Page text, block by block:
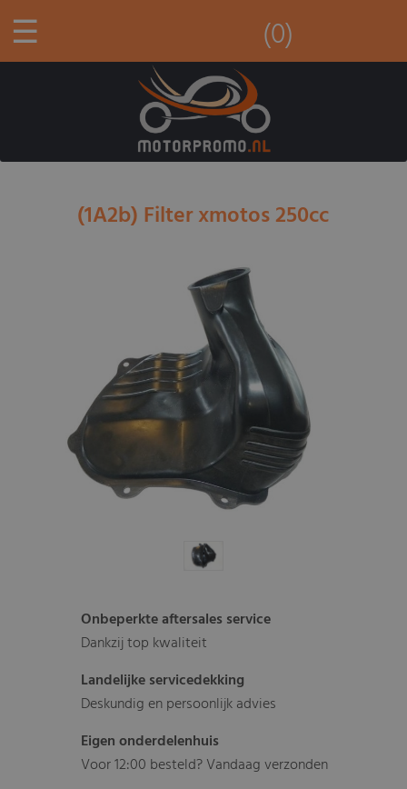
☰ (0)
(1A2b) Filter xmotos 250cc
Onbeperkte aftersales service
Dankzij top kwaliteit
Landelijke servicedekking
Deskundig en persoonlijk advies
Eigen onderdelenhuis
Voor 12:00 besteld? Vandaag verzonden